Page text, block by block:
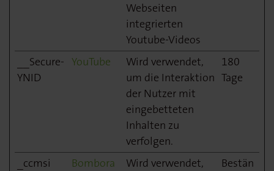
Webseiten
integrierten
Youtube-Videos
__Secure-
YNID
YouTube
Wird verwendet,
um die Interaktion
der Nutzer mit
eingebetteten
Inhalten zu
verfolgen.
180
Tage
_ccmsi Bombora
Wird verwendet,
Bestän